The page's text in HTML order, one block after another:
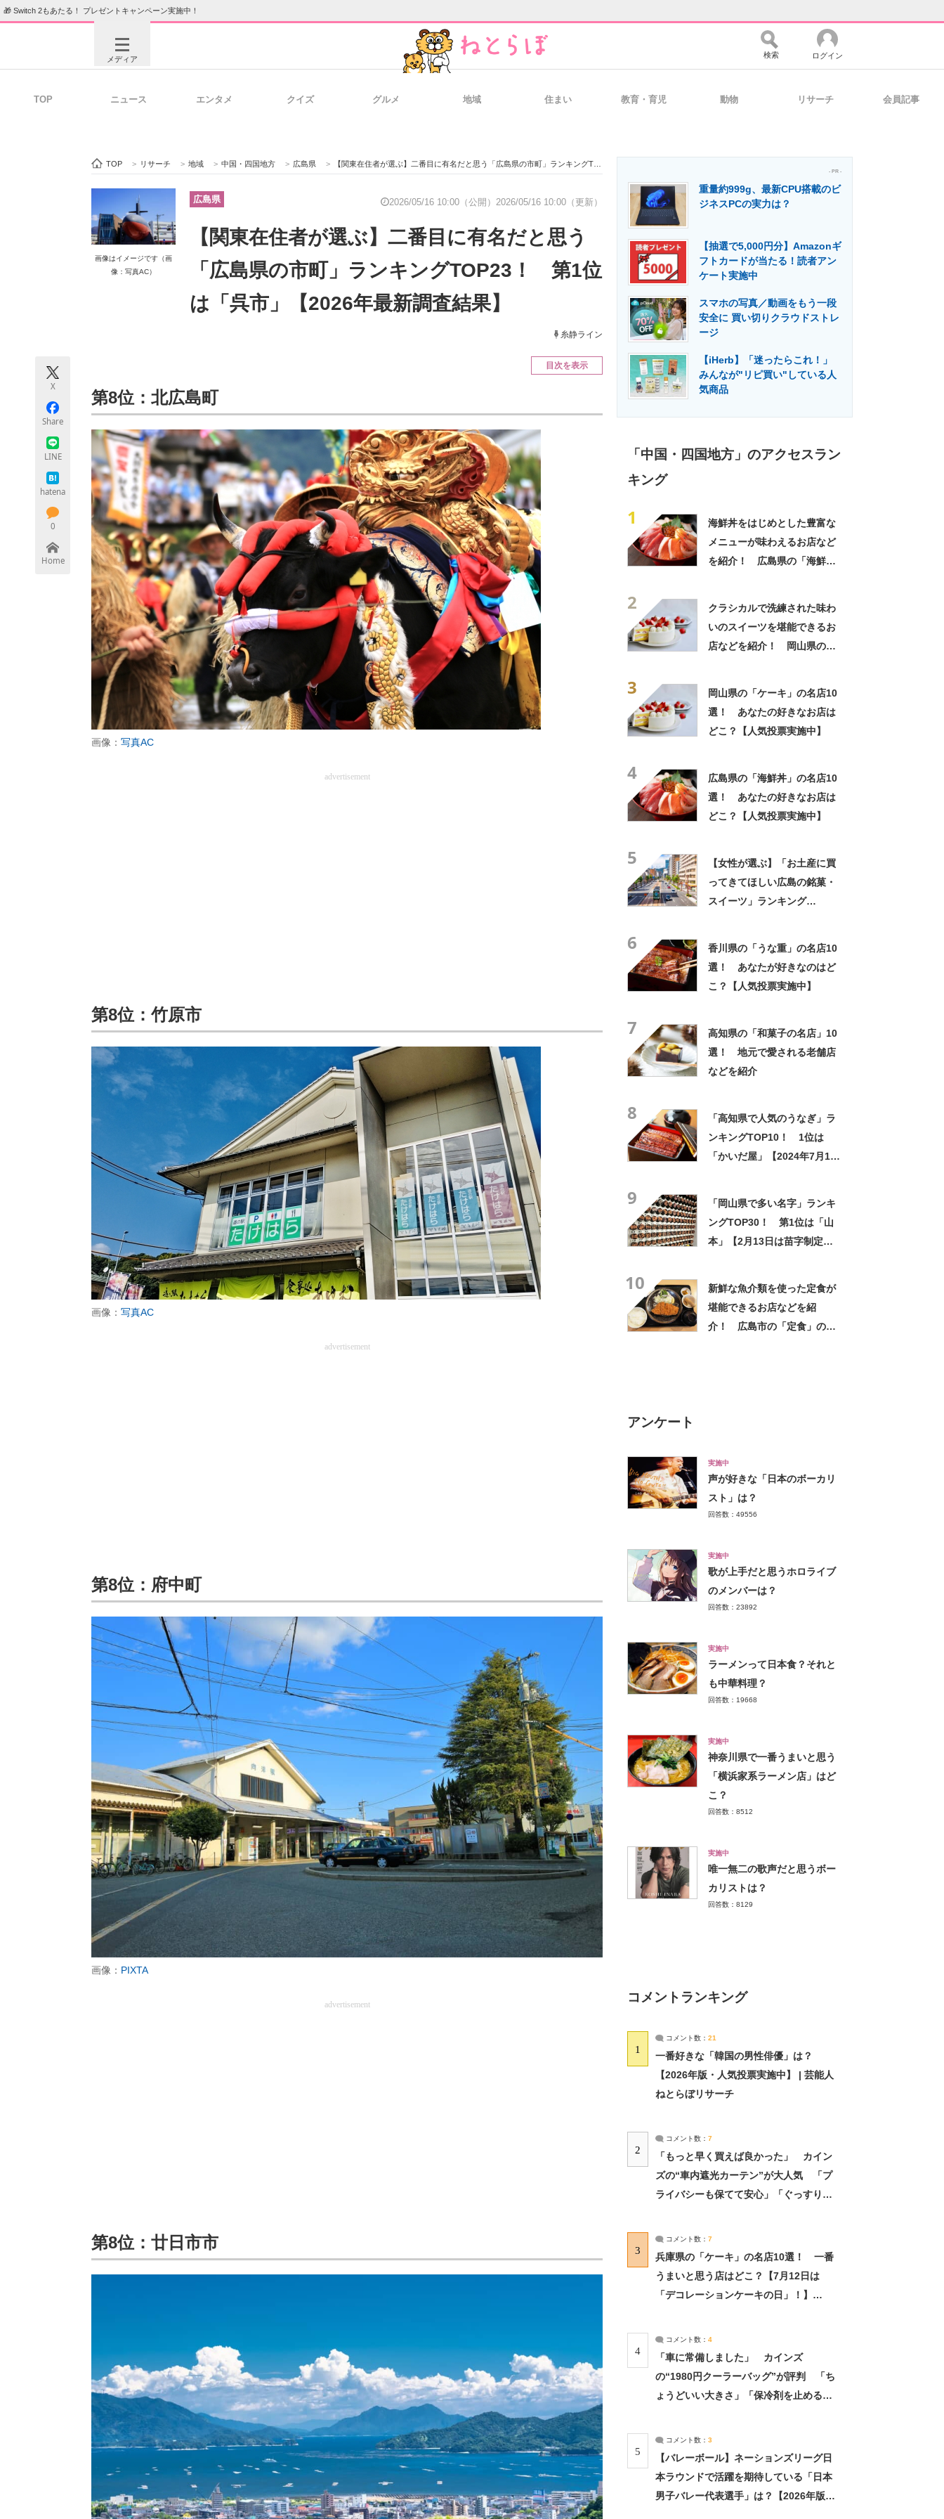
🎁 Switch 2もあたる！ プレゼントキャンペーン実施中！
メディア
ビジネスと働き方のヒント 経営リーダーのコミュニティ マーケ×ITの今がよく分かる
ITエンジニア向け専門サイト 企業向けIT製品の総合サイト 製造業のIT導入・活用を支援
エネルギーの専門メディア 建設×テクノロジーの最前線
ちょっと気になるネットの話題
検索 ログイン
TOP ニュース エンタメ クイズ グルメ 地域 住まい 教育・育児 動物 リサーチ 会員記事
TOP > リサーチ > 地域 > 中国・四国地方 > 広島県 > 【関東在住者が選ぶ】二番目に有名だと思う「広島県の市町」ランキングTOP23！ 第1位は「呉市」【2026年最新調査結果】
画像はイメージです（画
像：写真AC）
広島県 2026/05/16 10:00（公開） 2026/05/16 10:00（更新）
【関東在住者が選ぶ】二番目に有名だと思う
「広島県の市町」ランキングTOP23！ 第1位
は「呉市」【2026年最新調査結果】
糸静ライン
X
Share
LINE
hatena
0
Home
目次を表示
第8位：北広島町
画像： 写真AC
advertisement
第8位：竹原市
画像： 写真AC
advertisement
第8位：府中町
画像： PIXTA
advertisement
第8位：廿日市市
- PR -
重量約999g、最新CPU搭載のビ
ジネスPCの実力は？
【抽選で5,000円分】Amazonギ
フトカードが当たる！読者アン
ケート実施中
スマホの写真／動画をもう一段
安全に 買い切りクラウドストレ
ージ
【iHerb】「迷ったらこれ！」
みんなが"リピ買い"している人
気商品
「中国・四国地方」のアクセスラン
キング
1
海鮮丼をはじめとした豊富な
メニューが味わえるお店など
を紹介！ 広島県の「海鮮
2
クラシカルで洗練された味わ
いのスイーツを堪能できるお
店などを紹介！ 岡山県の
3
岡山県の「ケーキ」の名店10
選！ あなたの好きなお店は
どこ？【人気投票実施中】
4
広島県の「海鮮丼」の名店10
選！ あなたの好きなお店は
どこ？【人気投票実施中】
5
【女性が選ぶ】「お土産に買
ってきてほしい広島の銘菓・
スイーツ」ランキング
6
香川県の「うな重」の名店10
選！ あなたが好きなのはど
こ？【人気投票実施中】
7
高知県の「和菓子の名店」10
選！ 地元で愛される老舗店
などを紹介
8
「高知県で人気のうなぎ」ラ
ンキングTOP10！ 1位は
「かいだ屋」【2024年7月10
9
「岡山県で多い名字」ランキ
ングTOP30！ 第1位は「山
本」【2月13日は苗字制定記
10
新鮮な魚介類を使った定食が
堪能できるお店などを紹
介！ 広島市の「定食」の名
アンケート
実施中
声が好きな「日本のボーカリ
スト」は？
回答数：49556
実施中
歌が上手だと思うホロライブ
のメンバーは？
回答数：23892
実施中
ラーメンって日本食？それと
も中華料理？
回答数：19668
実施中
神奈川県で一番うまいと思う
「横浜家系ラーメン店」はど
こ？
回答数：8512
実施中
唯一無二の歌声だと思うボー
カリストは？
回答数：8129
コメントランキング
1
コメント数： 21
一番好きな「韓国の男性俳優」は？
【2026年版・人気投票実施中】 | 芸能人
ねとらぼリサーチ
2
コメント数： 7
「もっと早く買えば良かった」 カイン
ズの“車内遮光カーテン”が大人気 「プ
ライバシーも保てて安心」「ぐっすり眠
3
コメント数： 7
兵庫県の「ケーキ」の名店10選！ 一番
うまいと思う店はどこ？【7月12日は
「デコレーションケーキの日」！】
4
コメント数： 4
「車に常備しました」 カインズ
の“1980円クーラーバッグ”が評判 「ち
ょうどいい大きさ」「保冷剤を止めるベ
5
コメント数： 3
【バレーボール】ネーションズリーグ日
本ラウンドで活躍を期待している「日本
男子バレー代表選手」は？【2026年版・